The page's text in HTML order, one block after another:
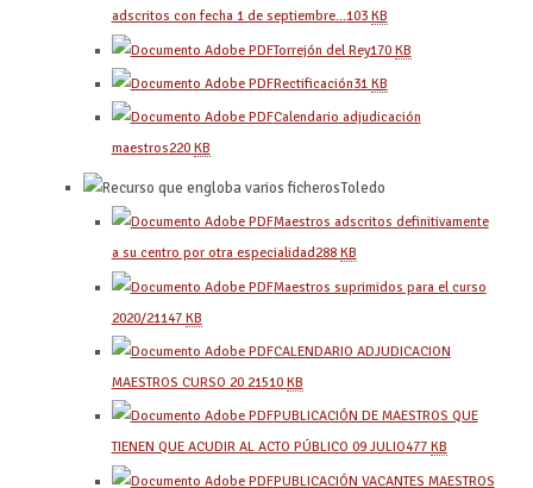
adscritos con fecha 1 de septiembre…103 KB
Torrejón del Rey170 KB
Rectificación31 KB
Calendario adjudicación
maestros220 KB
Toledo
Maestros adscritos definitivamente
a su centro por otra especialidad288 KB
Maestros suprimidos para el curso
2020/21 147 KB
CALENDARIO ADJUDICACION
MAESTROS CURSO 20 21510 KB
PUBLICACIÓN DE MAESTROS QUE
TIENEN QUE ACUDIR AL ACTO PÚBLICO 09 JULIO477 KB
PUBLICACIÓN VACANTES MAESTROS